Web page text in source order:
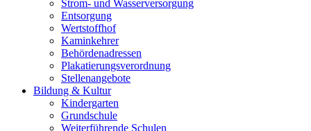
Strom- und Wasserversorgung
Entsorgung
Wertstoffhof
Kaminkehrer
Behördenadressen
Plakatierungsverordnung
Stellenangebote
Bildung & Kultur
Kindergarten
Grundschule
Weiterführende Schulen